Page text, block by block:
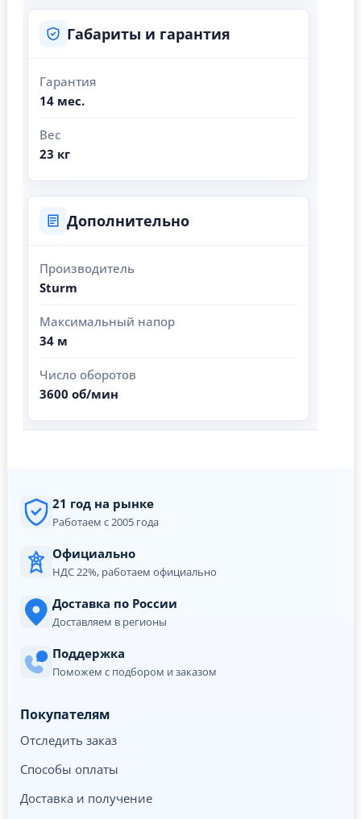
Габариты и гарантия
Гарантия
14 мес.
Вес
23 кг
Дополнительно
Производитель
Sturm
Максимальный напор
34 м
Число оборотов
3600 об/мин
21 год на рынке
Работаем с 2005 года
Официально
НДС 22%, работаем официально
Доставка по России
Доставляем в регионы
Поддержка
Поможем с подбором и заказом
Покупателям
Отследить заказ
Способы оплаты
Доставка и получение